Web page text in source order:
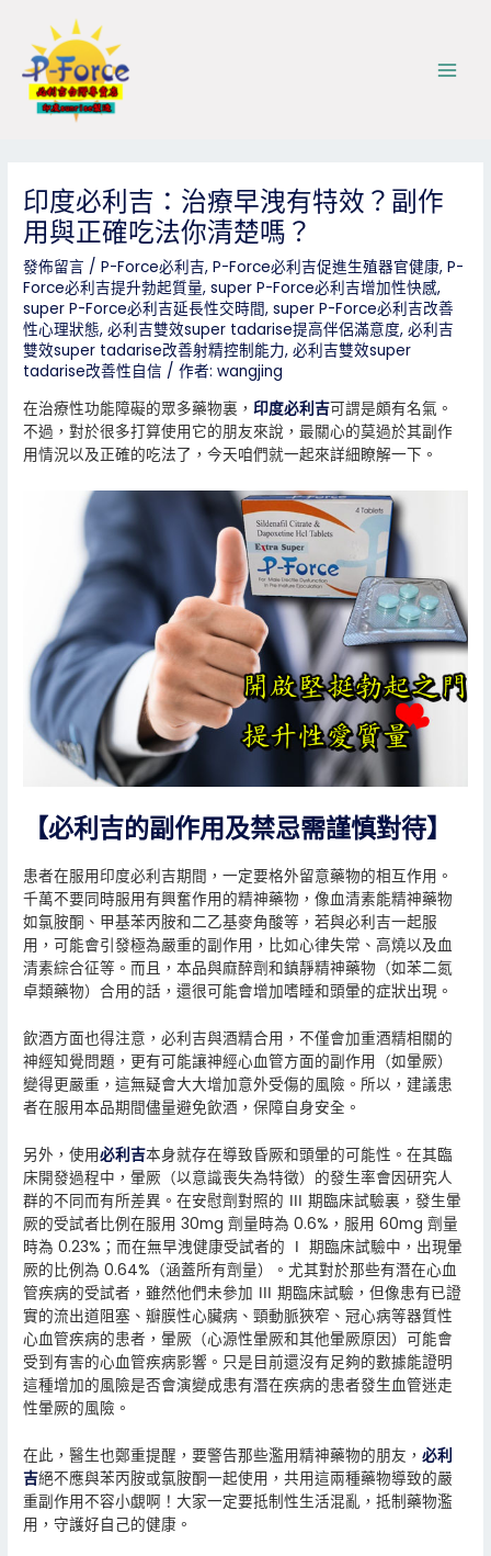
印度必利吉：治療早洩有特效？副作
用與正確吃法你清楚嗎？
發佈留言 /P-Force必利吉,P-Force必利吉促進生殖器官健康,P-
Force必利吉提升勃起質量,super P-Force必利吉增加性快感,
super P-Force必利吉延長性交時間,super P-Force必利吉改善
性心理狀態,必利吉雙效super tadarise提高伴侶滿意度,必利吉
雙效super tadarise改善射精控制能力,必利吉雙效super
tadarise改善性自信 / 作者:wangjing
在治療性功能障礙的眾多藥物裏，印度必利吉可謂是頗有名氣。
不過，對於很多打算使用它的朋友來說，最關心的莫過於其副作
用情況以及正確的吃法了，今天咱們就一起來詳細瞭解一下。
【必利吉的副作用及禁忌需謹慎對待】
患者在服用印度必利吉期間，一定要格外留意藥物的相互作用。
千萬不要同時服用有興奮作用的精神藥物，像血清素能精神藥物
如氯胺酮、甲基苯丙胺和二乙基麥角酸等，若與必利吉一起服
用，可能會引發極為嚴重的副作用，比如心律失常、高燒以及血
清素綜合征等。而且，本品與麻醉劑和鎮靜精神藥物（如苯二氮
卓類藥物）合用的話，還很可能會增加嗜睡和頭暈的症狀出現。
飲酒方面也得注意，必利吉與酒精合用，不僅會加重酒精相關的
神經知覺問題，更有可能讓神經心血管方面的副作用（如暈厥）
變得更嚴重，這無疑會大大增加意外受傷的風險。所以，建議患
者在服用本品期間儘量避免飲酒，保障自身安全。
另外，使用必利吉本身就存在導致昏厥和頭暈的可能性。在其臨
床開發過程中，暈厥（以意識喪失為特徵）的發生率會因研究人
群的不同而有所差異。在安慰劑對照的 Ⅲ 期臨床試驗裏，發生暈
厥的受試者比例在服用 30mg 劑量時為 0.6%，服用 60mg 劑量
時為 0.23%；而在無早洩健康受試者的 Ⅰ 期臨床試驗中，出現暈
厥的比例為 0.64%（涵蓋所有劑量）。尤其對於那些有潛在心血
管疾病的受試者，雖然他們未參加 Ⅲ 期臨床試驗，但像患有已證
實的流出道阻塞、瓣膜性心臟病、頸動脈狹窄、冠心病等器質性
心血管疾病的患者，暈厥（心源性暈厥和其他暈厥原因）可能會
受到有害的心血管疾病影響。只是目前還沒有足夠的數據能證明
這種增加的風險是否會演變成患有潛在疾病的患者發生血管迷走
性暈厥的風險。
在此，醫生也鄭重提醒，要警告那些濫用精神藥物的朋友，必利
吉絕不應與苯丙胺或氯胺酮一起使用，共用這兩種藥物導致的嚴
重副作用不容小覷啊！大家一定要抵制性生活混亂，抵制藥物濫
用，守護好自己的健康。
navigation